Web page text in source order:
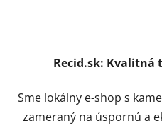
Recid.sk: Kvalitná
Sme lokálny e-shop s
zameraný na úspornú a